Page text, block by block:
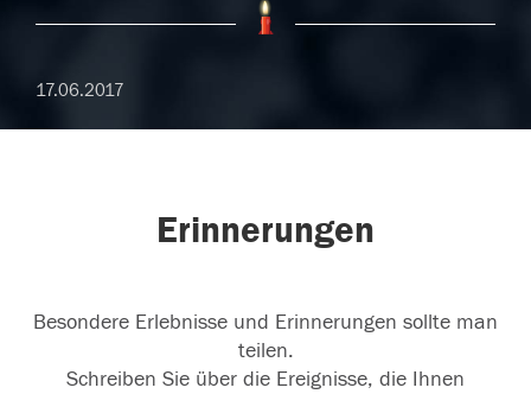
17.06.2017
Erinnerungen
Besondere Erlebnisse und Erinnerungen sollte man
teilen.
Schreiben Sie über die Ereignisse, die Ihnen